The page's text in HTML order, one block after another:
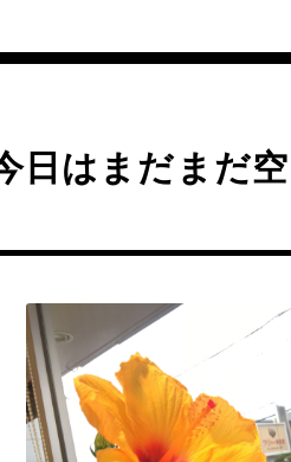
日はまだまだ